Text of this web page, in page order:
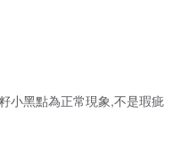
小黑點為正常現象,不是瑕疵